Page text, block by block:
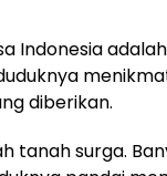
Indonesia
diberikan.
tanah surga.